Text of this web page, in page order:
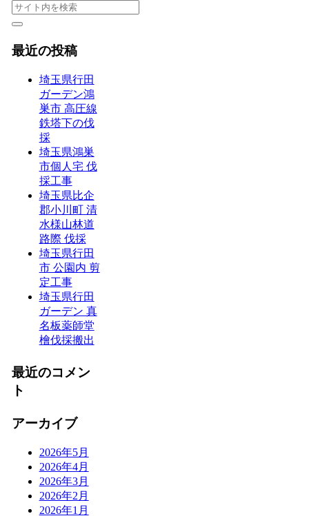
最近の投稿
埼玉県行田
ガーデン鴻
巣市 高圧線
鉄塔下の伐
採
埼玉県鴻巣
市個人宅 伐
採工事
埼玉県比企
郡小川町 清
水様山林道
路際 伐採
埼玉県行田
市 公園内 剪
定工事
埼玉県行田
ガーデン 真
名板薬師堂
檜伐採搬出
最近のコメン
ト
アーカイブ
2026年5月
2026年4月
2026年3月
2026年2月
2026年1月